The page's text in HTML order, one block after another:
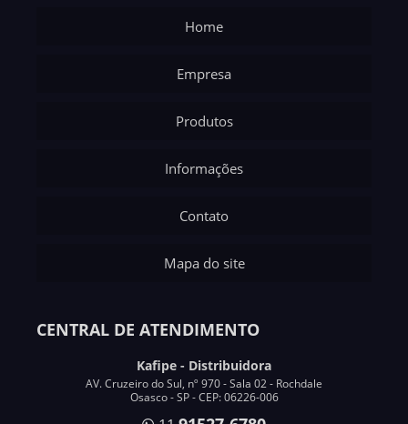
Home
Empresa
Produtos
Informações
Contato
Mapa do site
CENTRAL DE ATENDIMENTO
Kafipe - Distribuidora
AV. Cruzeiro do Sul, nº 970 - Sala 02 - Rochdale
Osasco - SP - CEP: 06226-006